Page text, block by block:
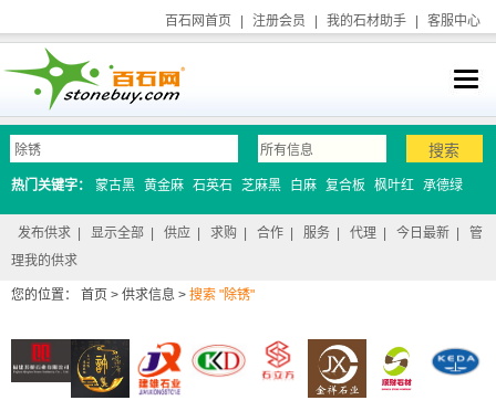
百石网首页 注册会员 我的石材助手 客服中心
热门关键字： 蒙古黑 黄金麻 石英石 芝麻黑 白麻 复合板 枫叶红 承德绿
发布供求 显示全部 供应 求购 合作 服务 代理 今日最新
管
理我的供求
您的位置： 首页 > 供求信息 > 搜索 "除锈"